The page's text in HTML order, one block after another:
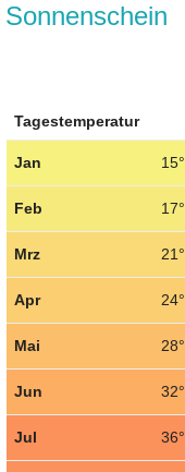
Sonnenschein
Tagestemperatur
Jan 15°
Feb 17°
Mrz 21°
Apr 24°
Mai 28°
Jun 32°
Jul 36°